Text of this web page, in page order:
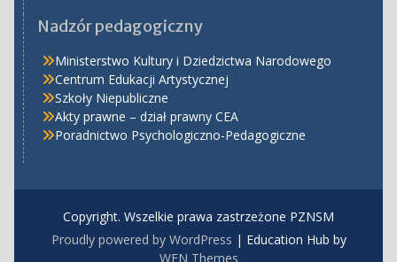
Nadzór pedagogiczny
Ministerstwo Kultury i Dziedzictwa Narodowego
Centrum Edukacji Artystycznej
Szkoły Niepubliczne
Akty prawne – dział prawny CEA
Poradnictwo Psychologiczno-Pedagogiczne
Copyright. Wszelkie prawa zastrzeżone PZNSM
Proudly powered by WordPress | Education Hub by
WEN Themes